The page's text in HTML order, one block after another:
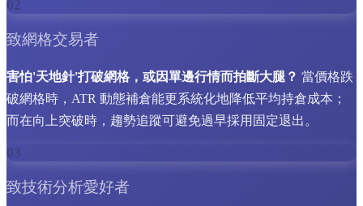
02
致網格交易者
害怕'天地針'打破網格，或因單邊行情而拍斷大腿？ 當價格跌
破網格時，ATR 動態補倉能更系統化地降低平均持倉成本；
而在向上突破時，趨勢追蹤可避免過早採用固定退出。
03
致技術分析愛好者